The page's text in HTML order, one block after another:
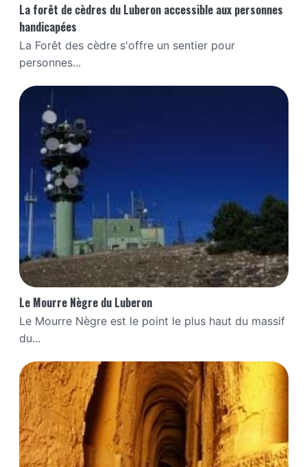
La forêt de cèdres du Luberon accessible aux personnes
handicapées
La Forêt des cèdre s'offre un sentier pour
personnes...
Le Mourre Nègre du Luberon
Le Mourre Nègre est le point le plus haut du massif
du...